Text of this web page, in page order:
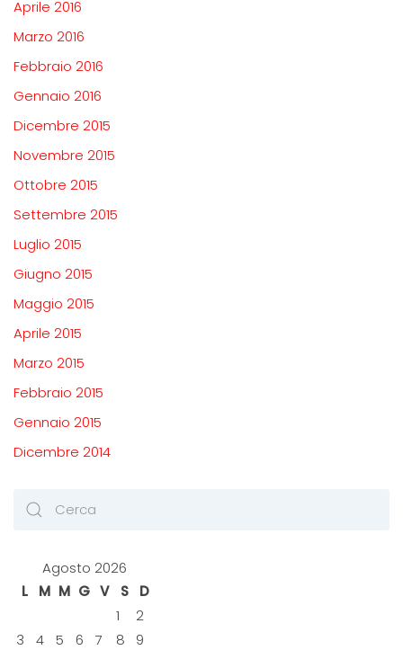
Aprile 2016
Marzo 2016
Febbraio 2016
Gennaio 2016
Dicembre 2015
Novembre 2015
Ottobre 2015
Settembre 2015
Luglio 2015
Giugno 2015
Maggio 2015
Aprile 2015
Marzo 2015
Febbraio 2015
Gennaio 2015
Dicembre 2014
Agosto 2026
L
M M G V S
D
1
2
3
4 5 6 7 8
9